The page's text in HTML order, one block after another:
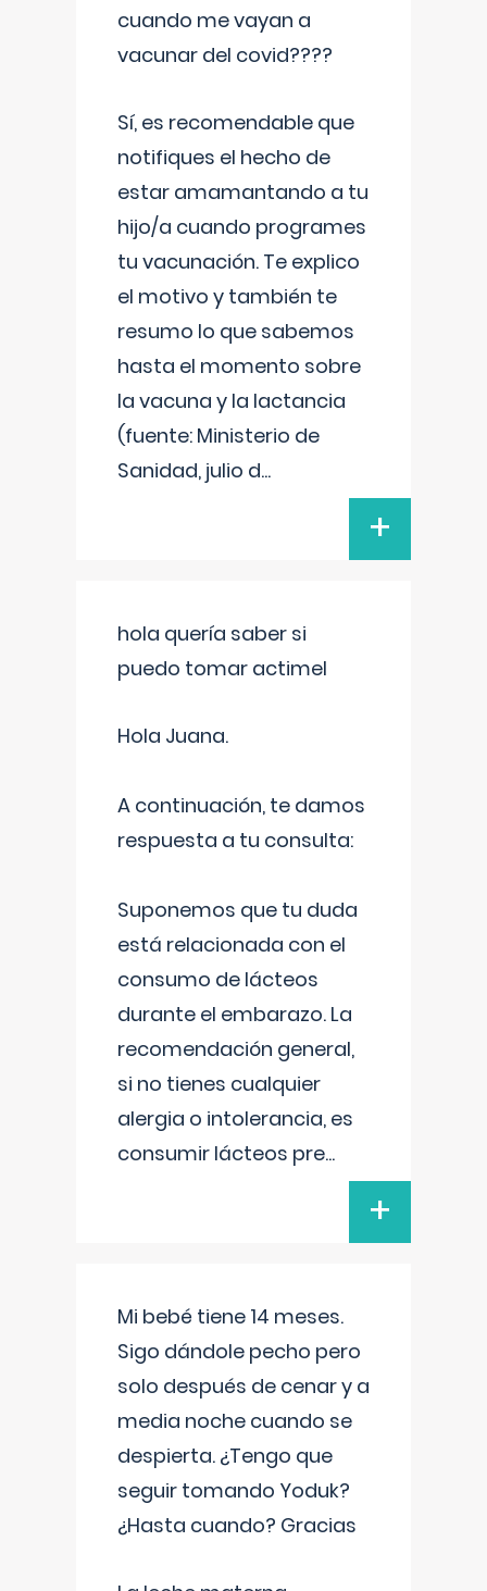
cuando me vayan a
vacunar del covid????
Sí, es recomendable que
notifiques el hecho de
estar amamantando a tu
hijo/a cuando programes
tu vacunación. Te explico
el motivo y también te
resumo lo que sabemos
hasta el momento sobre
la vacuna y la lactancia
(fuente: Ministerio de
Sanidad, julio d...
+
hola quería saber si
puedo tomar actimel
Hola Juana.
A continuación, te damos
respuesta a tu consulta:
Suponemos que tu duda
está relacionada con el
consumo de lácteos
durante el embarazo. La
recomendación general,
si no tienes cualquier
alergia o intolerancia, es
consumir lácteos pre...
+
Mi bebé tiene 14 meses.
Sigo dándole pecho pero
solo después de cenar y a
media noche cuando se
despierta. ¿Tengo que
seguir tomando Yoduk?
¿Hasta cuando? Gracias